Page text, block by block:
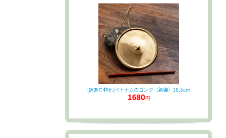
[訳あり特化]ベトナムのゴング（銅鑼）18.5cm
1680円